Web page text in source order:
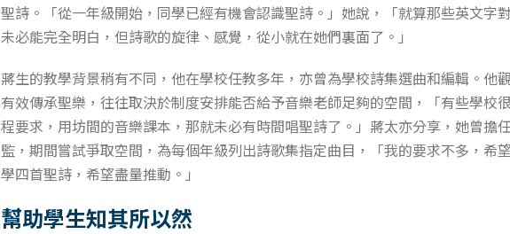
聖詩。「從一年級開始，同學已經有機會認識聖詩。」她說，「就算那些英文字
未必能完全明白，但詩歌的旋律、感覺，從小就在她們裏面了。」
蔣生的教學背景稍有不同，他在學校任教多年，亦曾為學校詩集選曲和編輯。他
有效傳承聖樂，往往取決於制度安排能否給予音樂老師足夠的空間，「有些學校
程要求，用坊間的音樂課本，那就未必有時間唱聖詩了。」蔣太亦分享，她曾擔
監，期間嘗試爭取空間，為每個年級列出詩歌集指定曲目，「我的要求不多，希
學四首聖詩，希望盡量推動。」
幫助學生知其所以然